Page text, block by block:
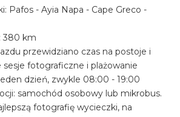
Pafos - Ayia Napa - Cape Greco -
380 km
przewidziano czas na postoje i
sesje fotograficzne i plażowanie
dzień, zwykle 08:00 - 19:00
samochód osobowy lub mikrobus.
fotografię wycieczki, na